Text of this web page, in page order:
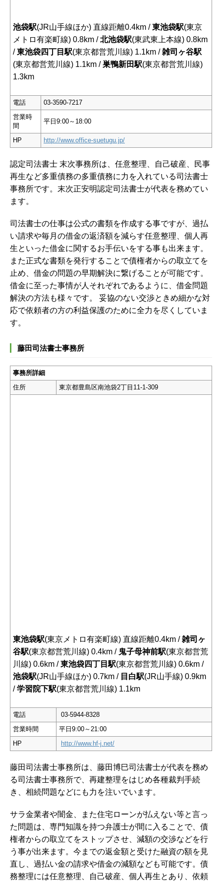
池袋駅(JR山手線ほか) 直線距離0.4km /東池袋駅(東京
メトロ有楽町線) 0.8km /北池袋駅(東武東上本線) 0.8km
/東池袋四丁目駅(東京都営荒川線) 1.1km /雑司ヶ谷駅
(東京都営荒川線) 1.1km /巣鴨新田駅(東京都営荒川線)
1.3km
電話
03-3590-7217
営業時
間
平日9:00～18:00
HP http://www.office-suetugu.jp/
認定司法書士 末次事務所は、任意整理、自己破産、民事
再生など多重債務の多重債務に力を入れている司法書士
事務所です。末次正安明認定司法書士が代表を務めてい
ます。
司法書士の仕事は公式の書類を作成する事ですが、過払
い請求や毎月の借金の返済額を減らす任意整理、個人再
生といった借金に関するお手伝いをする事も出来ます。
また正式な書類を発行することで債権者からの取立てを
止め、借金の問題の早期解決に繋げることが可能です。
借金に至った事情が人それぞれであるように、借金問題
解決の方法も様々です。 妥協のない交渉ときめ細かな対
応で依頼者の方の利益保護のために全力を尽くしていま
す。
藤田司法書士事務所
事務所詳細
住所
東京都豊島区南池袋2丁目11-1-309
東池袋駅(東京メトロ有楽町線) 直線距離0.4km /雑司ヶ
谷駅(東京都営荒川線) 0.4km / 鬼子母神前駅(東京都営荒
川線) 0.6km /東池袋四丁目駅(東京都営荒川線) 0.6km /
池袋駅(JR山手線ほか) 0.7km / 目白駅(JR山手線) 0.9km
/学習院下駅(東京都営荒川線) 1.1km
電話
03-5944-8328
営業時間
平日9:00～21:00
HP
http://www.hf-j.net/
藤田司法書士事務所は、藤田博巳司法書士が代表を務め
る司法書士事務所で、再建整理をはじめ各種裁判手続
き、相続問題などにも力を注いでいます。
サラ金業者や闇金、また住宅ローンが払えない等と言っ
た問題は、専門知識を持つ弁護士が間に入ることで、債
権者からの取立てをストップさせ、減額の交渉などを行
う事が出来ます。今までの返金額と受けた融資の額を見
直し、過払い金の請求や借金の減額なども可能です。債
務整理には任意整理、自己破産、個人再生とあり、依頼